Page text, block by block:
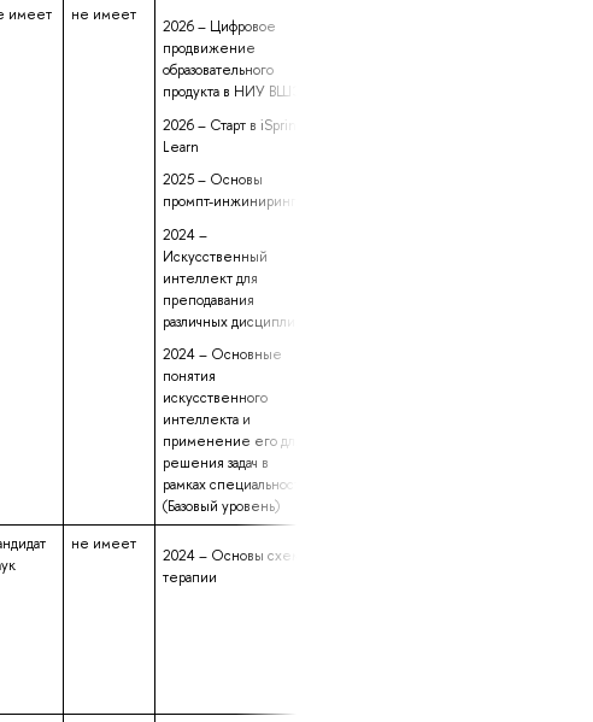
имеет не имеет
2026 – Цифровое
продвижение
образовательного
продукта в НИУ ВШЭ
2026 – Старт в iSpring
Learn
2025 – Основы
промпт-инжиниринга
2024 –
Искусственный
интеллект для
преподавания
различных дисциплин
2024 – Основные
понятия
искусственного
интеллекта и
применение его для
решения задач в
рамках специальности
(Базовый уровень)
не имеет
2024 – Основы схема-
терапии